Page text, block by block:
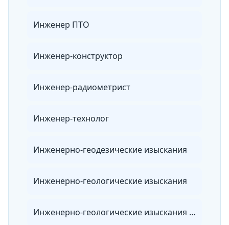
Инженер ПТО
Инженер-конструктор
Инженер-радиометрист
Инженер-технолог
Инженерно-геодезические изыскания
Инженерно-геологические изыскания
Инженерно-геологические изыскания для строительства